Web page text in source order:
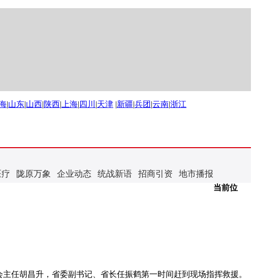
|山东|山西|陕西| 上海| 四川 |天津 |新疆|兵团 |云南|浙江
陇原万象 企业动态 统战新语 招商引资 地市播报
当前位
胡昌升，省委副书记、省长任振鹤第一时间赶到现场指挥救援。